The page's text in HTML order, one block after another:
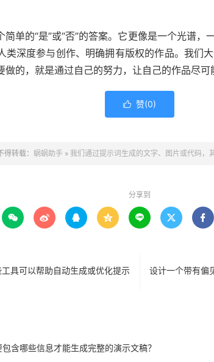
单的“是”或“否”的答案。它更像是一个光谱
类深度参与创作、明确拥有版权的作品。我们
做的，就是通过自己的努力，让自己的作品尽可
 赞(0)
转载： 蜗蜗助手 » 我们通过提示词生成的文字、图片或代码，
分享到
      
具可以帮助自动生成或优化提示
设计一个带有偏
含哪些信息才能生成完整的演示文稿？